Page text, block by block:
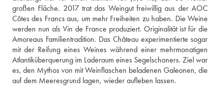
großen Fläche. 2017 trat das Weingut freiwillig aus der AOC
Côtes des Francs aus, um mehr Freiheiten zu haben. Die Weine
werden nun als Vin de France produziert. Originalität ist für die
Amoreaus Familientradition. Das Château experimentierte sogar
mit der Reifung eines Weines während einer mehrmonatigen
Atlantiküberquerung im Laderaum eines Segelschoners. Ziel war
es, den Mythos von mit Weinflaschen beladenen Galeonen, die